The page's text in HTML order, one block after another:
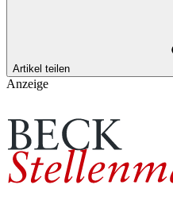
Artikel teilen
Anzeige